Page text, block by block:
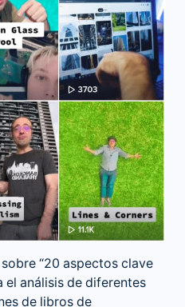
“20 aspectos clave
el análisis de diferentes
de libros de